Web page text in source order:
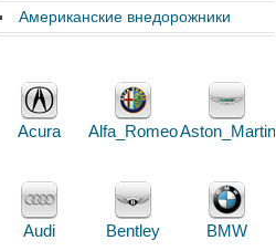
Американские внедорожники
Acura Alfa_RomeoAston_Martin
Audi Bentley BMW